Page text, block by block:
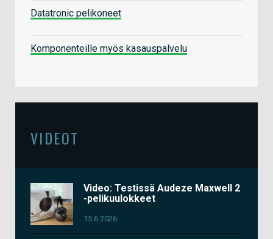
Datatronic pelikoneet
Komponenteille myös kasauspalvelu
VIDEOT
Video: Testissä Audeze Maxwell 2
-pelikuulokkeet
15.6.2026